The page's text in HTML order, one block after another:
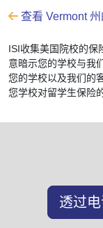
查看 Vermont
ISI收集美国院校的保
意暗示您的学校与我
您的学校以及我们的
您学校对留学生保险
透过